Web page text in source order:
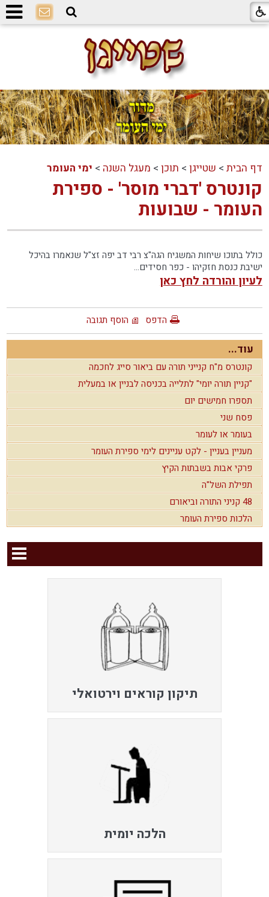
דף הבית > שטייגן > תוכן > מעגל השנה > ימי העומר
קונטרס 'דברי מוסר' - ספירת
העומר - שבועות
כולל בתוכו שיחות המשגיח הגה"צ רבי דב יפה זצ"ל שנאמרו בהיכל
ישיבת כנסת חזקיהו - כפר חסידים...
לעיון והורדה לחץ כאן
הדפס הוסף תגובה
עוד...
קונטרס מ"ח קנייני תורה עם ביאור סייג לחכמה
"קניין תורה יומי" לתלייה בכניסה לבניין או במעלית
תספרו חמישים יום
פסח שני
בעומר או לעומר
מעניין בעניין - לקט עניינים לימי ספירת העומר
פרקי אבות בשבתות הקיץ
תפילת השל"ה
48 קניני התורה וביאורם
הלכות ספירת העומר
תיקון קוראים וירטואלי
הלכה יומית